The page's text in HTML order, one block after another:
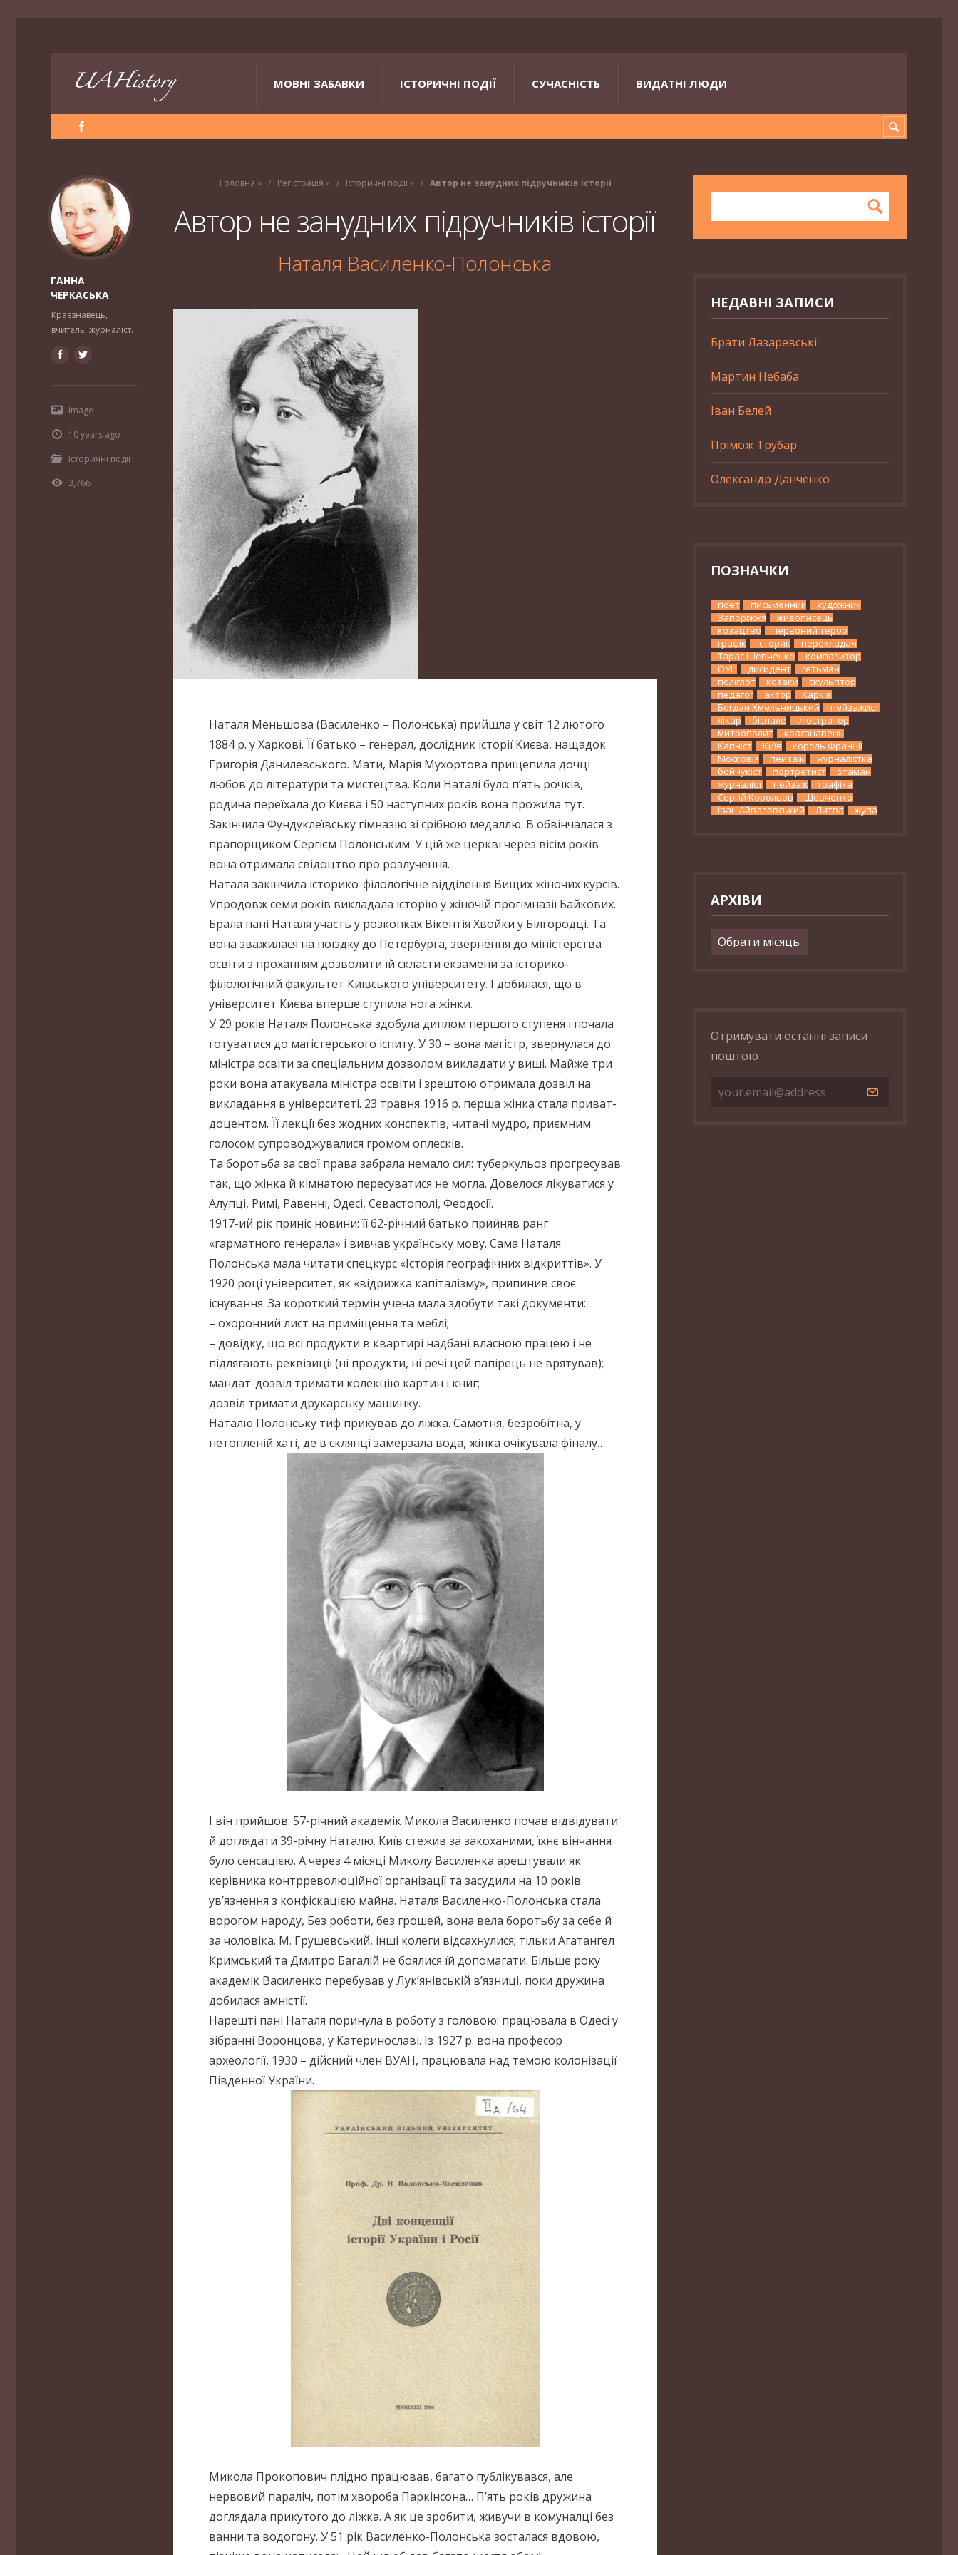
МОВНІ ЗАБАВКИ ІСТОРИЧНІ ПОДІЇ СУЧАСНІСТЬ ВИДАТНІ ЛЮДИ
Головна » Регістрація » Історичні події» Автор не занудних підручників історії
Автор не занудних підручників історії
Наталя Василенко-Полонська
Наталя Меньшова (Василенко – Полонська) прийшла у світ 12 лютого
1884 р. у Харкові. Її батько – генерал, дослідник історії Києва, нащадок
Григорія Данилевського. Мати, Марія Мухортова прищепила дочці
любов до літератури та мистецтва. Коли Наталі було п’ять рочків,
родина переїхала до Києва і 50 наступних років вона прожила тут.
Закінчила Фундуклеївську гімназію зі срібною медаллю. В обвінчалася з
прапорщиком Сергієм Полонським. У цій же церкві через вісім років
вона отримала свідоцтво про розлучення.
Наталя закінчила історико-філологічне відділення Вищих жіночих курсів.
Упродовж семи років викладала історію у жіночій прогімназії Байкових.
Брала пані Наталя участь у розкопках Вікентія Хвойки у Білгородці. Та
вона зважилася на поїздку до Петербурга, звернення до міністерства
освіти з проханням дозволити їй скласти екзамени за історико-
філологічний факультет Київського університету. І добилася, що в
університет Києва вперше ступила нога жінки.
У 29 років Наталя Полонська здобула диплом першого ступеня і почала
готуватися до магістерського іспиту. У 30 – вона магістр, звернулася до
міністра освіти за спеціальним дозволом викладати у виші. Майже три
роки вона атакувала міністра освіти і зрештою отримала дозвіл на
викладання в університеті. 23 травня 1916 р. перша жінка стала приват-
доцентом. Її лекції без жодних конспектів, читані мудро, приємним
голосом супроводжувалися громом оплесків.
Та боротьба за свої права забрала немало сил: туберкульоз прогресував
так, що жінка й кімнатою пересуватися не могла. Довелося лікуватися у
Алупці, Римі, Равенні, Одесі, Севастополі, Феодосії.
1917-ий рік приніс новини: її 62-річний батько прийняв ранг
«гарматного генерала» і вивчав українську мову. Сама Наталя
Полонська мала читати спецкурс «Історія географічних відкриттів». У
1920 році університет, як «відрижка капіталізму», припинив своє
існування. За короткий термін учена мала здобути такі документи:
– охоронний лист на приміщення та меблі;
– довідку, що всі продукти в квартирі надбані власною працею і не
підлягають реквізиції (ні продукти, ні речі цей папірець не врятував);
мандат-дозвіл тримати колекцію картин і книг;
дозвіл тримати друкарську машинку.
Наталю Полонську тиф прикував до ліжка. Самотня, безробітна, у
нетопленій хаті, де в склянці замерзала вода, жінка очікувала фіналу…
І він прийшов: 57-річний академік Микола Василенко почав відвідувати
й доглядати 39-річну Наталю. Київ стежив за закоханими, їхнє вінчання
було сенсацією. А через 4 місяці Миколу Василенка арештували як
керівника контрреволюційної організації та засудили на 10 років
ув’язнення з конфіскацією майна. Наталя Василенко-Полонська стала
ворогом народу, Без роботи, без грошей, вона вела боротьбу за себе й
за чоловіка. М. Грушевський, інші колеги відсахнулися; тільки Агатангел
Кримський та Дмитро Багалій не боялися їй допомагати. Більше року
академік Василенко перебував у Лук’янівській в’язниці, поки дружина
добилася амністії.
Нарешті пані Наталя поринула в роботу з головою: працювала в Одесі у
зібранні Воронцова, у Катеринославі. Із 1927 р. вона професор
археології, 1930 – дійсний член ВУАН, працювала над темою колонізації
Південної України.
Микола Прокопович плідно працював, багато публікувався, але
нервовий параліч, потім хвороба Паркінсона… П’ять років дружина
доглядала прикутого до ліжка. А як це зробити, живучи в комуналці без
ванни та водогону. У 51 рік Василенко-Полонська зосталася вдовою,
ГАННА
ЧЕРКАСЬКА
Краєзнавець,
вчитель, журналіст.
Image
10 years ago
Історичні події
3,766
НЕДАВНІ ЗАПИСИ
Брати Лазаревські
Мартин Небаба
Іван Белей
Прімож Трубар
Олександр Данченко
ПОЗНАЧКИ
поет письменник
художник
Запоріжжя
живописець
козацтво
червоний терор
графік
історик
перекладач
Тарас Шевченко
композитор
ОУН
дисидент
гетьман
поліглот
козаки
скульптор
педагог
актор
Харків
Богдан Хмельницький
пейзажист
лікар
бієнале
ілюстратор
митрополит
краєзнавець
Капніст
Київ
король Франції
Московія
пейзажі
журналістка
бойчукіст
портретист
отаман
журналіст
пейзаж
графіка
Сергій Корольов
Шевченко
Іван Айвазовський
Литва жупа
АРХІВИ
Архіви
Отримувати останні записи
поштою